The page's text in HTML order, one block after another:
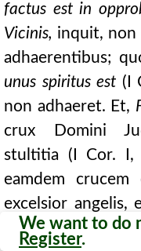
We want to do
Register.
factus est in
Vicinis, inquit, non
adhaerentibus;
unus spiritus est (I
non adhaeret. Et,
crux Domini
stultitia (I Cor. I,
eamdem
excelsior angelis,
est sponsor, ipse